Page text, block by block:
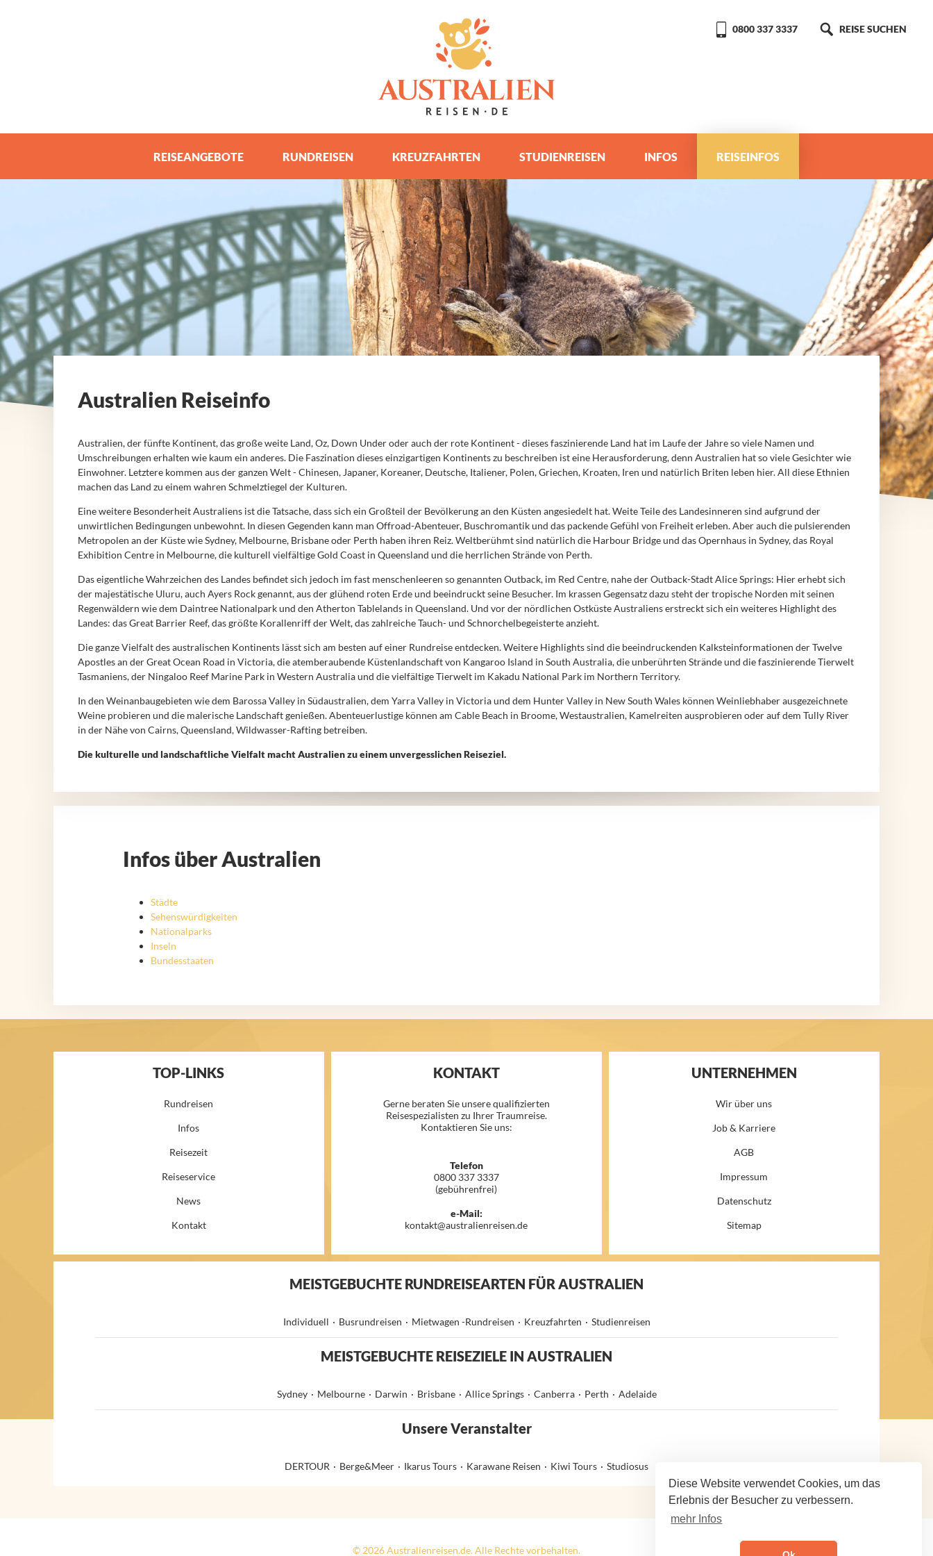
Diese Website verwendet Cookies, um das
Erlebnis der Besucher zu verbessern.
mehr Infos
0800 337 3337 REISE SUCHEN
REISEANGEBOTE RUNDREISEN KREUZFAHRTEN STUDIENREISEN INFOS REISEINFOS
Australien Reiseinfo
Australien, der fünfte Kontinent, das große weite Land, Oz, Down Under oder auch der rote Kontinent - dieses faszinierende Land hat im Laufe der Jahre so viele Namen und
Umschreibungen erhalten wie kaum ein anderes. Die Faszination dieses einzigartigen Kontinents zu beschreiben ist eine Herausforderung, denn Australien hat so viele Gesichter wie
Einwohner. Letztere kommen aus der ganzen Welt - Chinesen, Japaner, Koreaner, Deutsche, Italiener, Polen, Griechen, Kroaten, Iren und natürlich Briten leben hier. All diese Ethnien
machen das Land zu einem wahren Schmelztiegel der Kulturen.
Eine weitere Besonderheit Australiens ist die Tatsache, dass sich ein Großteil der Bevölkerung an den Küsten angesiedelt hat. Weite Teile des Landesinneren sind aufgrund der
unwirtlichen Bedingungen unbewohnt. In diesen Gegenden kann man Offroad-Abenteuer, Buschromantik und das packende Gefühl von Freiheit erleben. Aber auch die pulsierenden
Metropolen an der Küste wie Sydney, Melbourne, Brisbane oder Perth haben ihren Reiz. Weltberühmt sind natürlich die Harbour Bridge und das Opernhaus in Sydney, das Royal
Exhibition Centre in Melbourne, die kulturell vielfältige Gold Coast in Queensland und die herrlichen Strände von Perth.
Das eigentliche Wahrzeichen des Landes befindet sich jedoch im fast menschenleeren so genannten Outback, im Red Centre, nahe der Outback-Stadt Alice Springs: Hier erhebt sich
der majestätische Uluru, auch Ayers Rock genannt, aus der glühend roten Erde und beeindruckt seine Besucher. Im krassen Gegensatz dazu steht der tropische Norden mit seinen
Regenwäldern wie dem Daintree Nationalpark und den Atherton Tablelands in Queensland. Und vor der nördlichen Ostküste Australiens erstreckt sich ein weiteres Highlight des
Landes: das Great Barrier Reef, das größte Korallenriff der Welt, das zahlreiche Tauch- und Schnorchelbegeisterte anzieht.
Die ganze Vielfalt des australischen Kontinents lässt sich am besten auf einer Rundreise entdecken. Weitere Highlights sind die beeindruckenden Kalksteinformationen der Twelve
Apostles an der Great Ocean Road in Victoria, die atemberaubende Küstenlandschaft von Kangaroo Island in South Australia, die unberührten Strände und die faszinierende Tierwelt
Tasmaniens, der Ningaloo Reef Marine Park in Western Australia und die vielfältige Tierwelt im Kakadu National Park im Northern Territory.
In den Weinanbaugebieten wie dem Barossa Valley in Südaustralien, dem Yarra Valley in Victoria und dem Hunter Valley in New South Wales können Weinliebhaber ausgezeichnete
Weine probieren und die malerische Landschaft genießen. Abenteuerlustige können am Cable Beach in Broome, Westaustralien, Kamelreiten ausprobieren oder auf dem Tully River
in der Nähe von Cairns, Queensland, Wildwasser-Rafting betreiben.
Die kulturelle und landschaftliche Vielfalt macht Australien zu einem unvergesslichen Reiseziel.
Infos über Australien
Städte
Sehenswürdigkeiten
Nationalparks
Inseln
Bundesstaaten
TOP-LINKS
Rundreisen
Infos
Reisezeit
Reiseservice
News
Kontakt
KONTAKT
Gerne beraten Sie unsere qualifizierten
Reisespezialisten zu Ihrer Traumreise.
Kontaktieren Sie uns:
Telefon
0800 337 3337
(gebührenfrei)
e-Mail:
kontakt@australienreisen.de
UNTERNEHMEN
Wir über uns
Job & Karriere
AGB
Impressum
Datenschutz
Sitemap
MEISTGEBUCHTE RUNDREISEARTEN FÜR AUSTRALIEN
Individuell Busrundreisen Mietwagen -Rundreisen Kreuzfahrten Studienreisen
MEISTGEBUCHTE REISEZIELE IN AUSTRALIEN
Sydney Melbourne Darwin Brisbane Allice Springs Canberra Perth Adelaide
Unsere Veranstalter
DERTOUR Berge&Meer Ikarus Tours Karawane Reisen Kiwi Tours Studiosus
© 2026 Australienreisen.de. Alle Rechte vorbehalten.